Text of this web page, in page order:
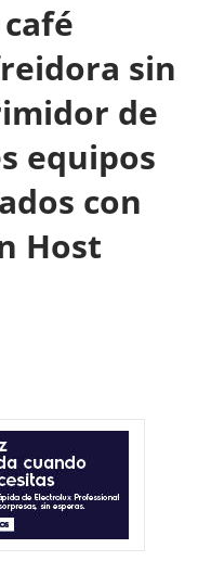
sin
de
equipos
con
Host